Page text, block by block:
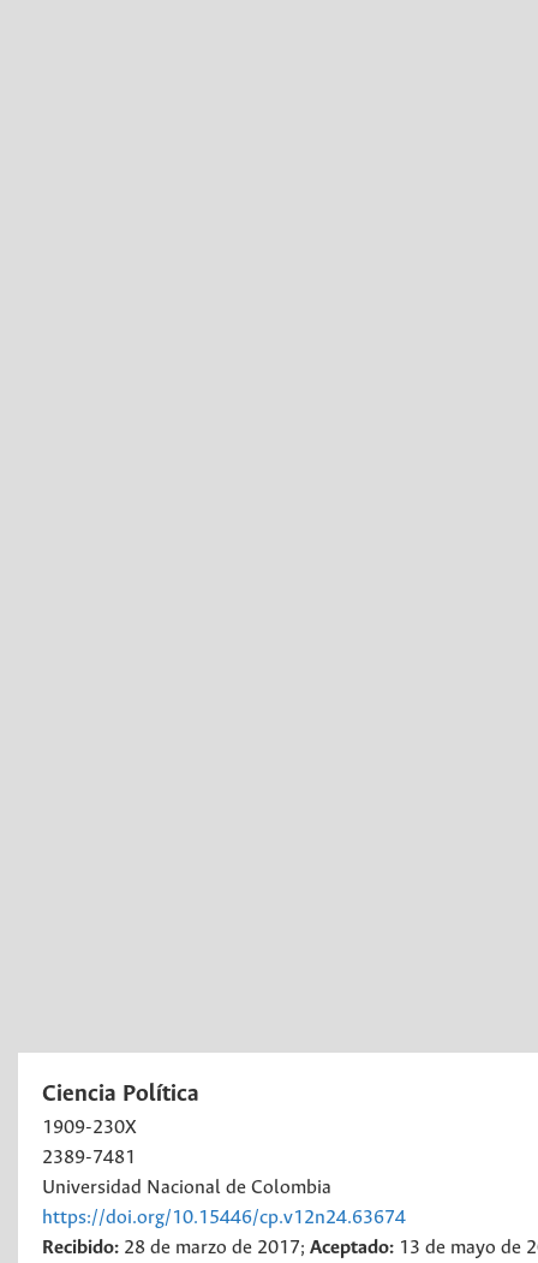
Ciencia Política
1909-230X
2389-7481
Universidad Nacional de Colombia
https://doi.org/10.15446/cp.v12n24.63674
Recibido: 28 de marzo de 2017; Aceptado: 13 de mayo de